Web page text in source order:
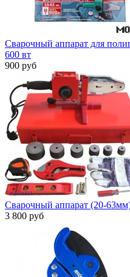
Сварочный аппарат для
600 вт
900 руб
Сварочный аппарат (20-
3 800 руб